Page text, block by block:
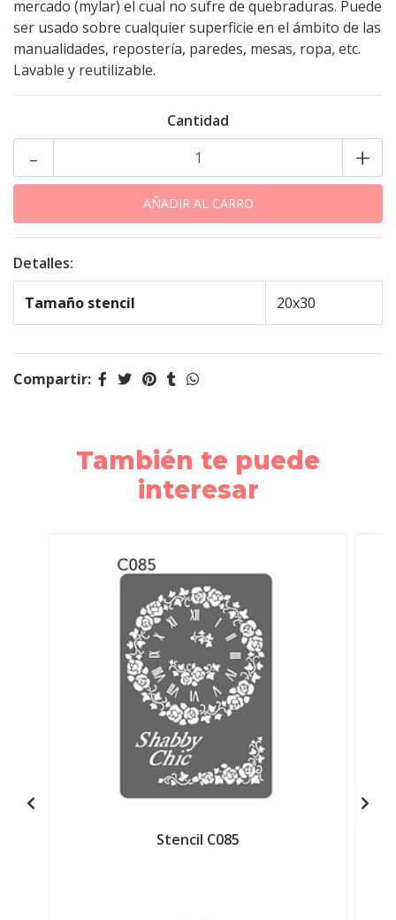
mercado (mylar) el cual no sufre de quebraduras. Puede
ser usado sobre cualquier superficie en el ámbito de las
manualidades, repostería, paredes, mesas, ropa, etc.
Lavable y reutilizable.
Cantidad
+
-
Detalles:
Tamaño stencil 20x30
Compartir:
También te puede
interesar
Stencil C085